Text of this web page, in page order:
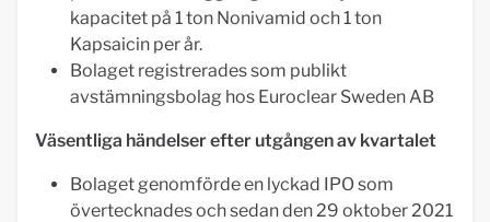
kapacitet på 1 ton Nonivamid och 1 ton
Kapsaicin per år.
Bolaget registrerades som publikt
avstämningsbolag hos Euroclear Sweden AB
Väsentliga händelser efter utgången av kvartalet
Bolaget genomförde en lyckad IPO som
övertecknades och sedan den 29 oktober 2021